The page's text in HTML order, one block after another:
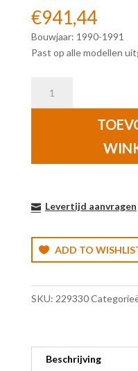
€941,44
Bouwjaar: 1990-1991
Past op alle modellen
Levertijd aanvragen
ADD TO
SKU: 229330
Beschrijving